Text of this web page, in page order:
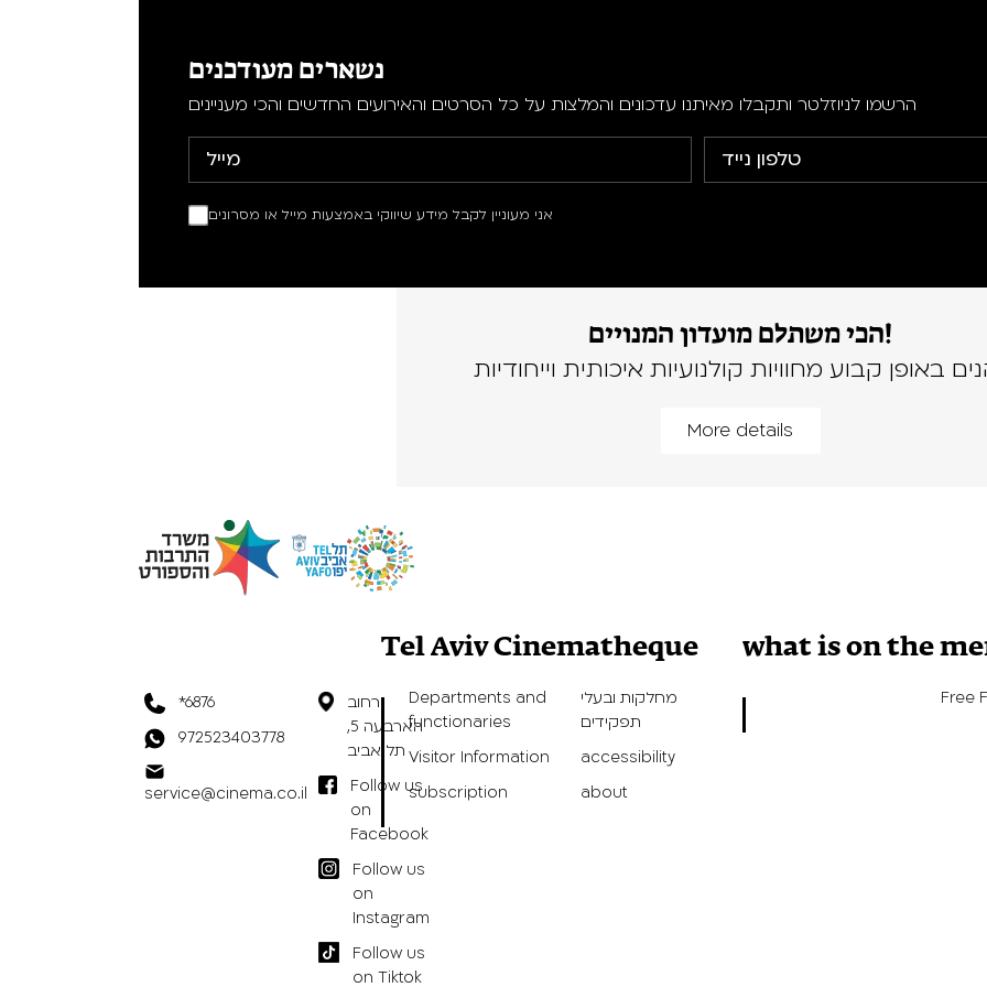
נשארים מעודכנים
הרשמו לניוזלטר ותקבלו מאיתנו עדכונים והמלצות על כל הסרטים והאירועים החדשים והכי מעניינים
אני מעוניין לקבל מידע שיווקי באמצעות מייל או מסרונים
הכי משתלם מועדון המנויים!
באופן קבוע מחוויות קולנועיות איכותית וייחודיות
More details
*6876
972523403778
service@cinema.co.il
רחוב
הארבעה 5,
תל אביב
Follow us
on
Facebook
Follow us
on
Instagram
Follow us
on Tiktok
Tel Aviv Cinematheque
Departments and
functionaries
מחלקות ובעלי
תפקידים
Visitor Information
accessibility
subscription
about
what is on the
Free